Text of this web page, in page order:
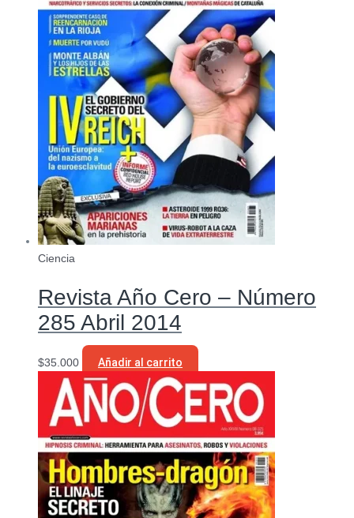
Ciencia
Revista Año Cero – Número
285 Abril 2014
$35.000 Añadir al carrito